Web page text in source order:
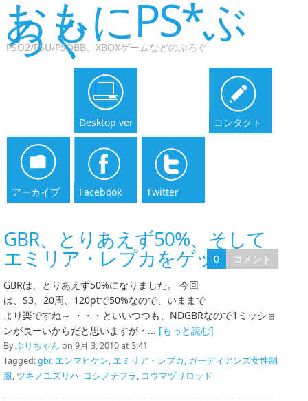
おもにPS*ぶ
ろぐ
PSO2/PSU/PSOBB、XBOXゲームなどのぶろぐ
Desktop ver コンタクト
アーカイブ Facebook Twitter
GBR、とりあえず50%、そして
エミリア・レプカをゲット
0
コメント
GBRは、とりあえず50%になりました。 今回
は、S3、20周、120ptで50%なので、いままで
より楽ですね～ ・・・といいつつも、NDGBRなので1ミッショ
ンが長ーいからだと思いますが・... [もっと読む]
Byぶりちゃん on 9月 3, 2010 at 3:41
Tagged:gbr, エンマヒケン, エミリア・レプカ, ガーディアンズ女性制
服, ツキノユズリハ, ヨシノテフラ, コウマヅリロッド